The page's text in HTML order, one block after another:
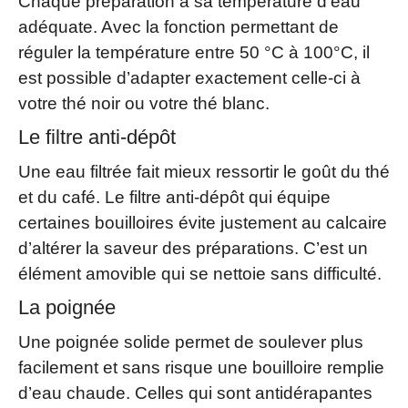
adéquate. Avec la fonction permettant de
réguler la température entre 50 °C à 100°C, il
est possible d’adapter exactement celle-ci à
votre thé noir ou votre thé blanc.
Le filtre anti-dépôt
Une eau filtrée fait mieux ressortir le goût du thé
et du café. Le filtre anti-dépôt qui équipe
certaines bouilloires évite justement au calcaire
d’altérer la saveur des préparations. C’est un
élément amovible qui se nettoie sans difficulté.
La poignée
Une poignée solide permet de soulever plus
facilement et sans risque une bouilloire remplie
d’eau chaude. Celles qui sont antidérapantes